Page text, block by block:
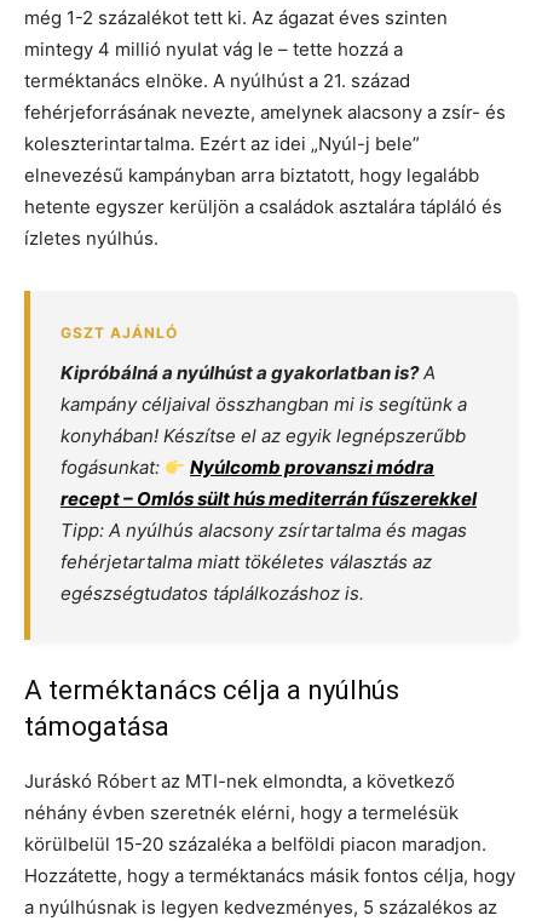
még 1-2 százalékot tett ki. Az ágazat éves szinten
mintegy 4 millió nyulat vág le – tette hozzá a
terméktanács elnöke. A nyúlhúst a 21. század
fehérjeforrásának nevezte, amelynek alacsony a zsír- és
koleszterintartalma. Ezért az idei „Nyúl-j bele”
elnevezésű kampányban arra biztatott, hogy legalább
hetente egyszer kerüljön a családok asztalára tápláló és
ízletes nyúlhús.
Kipróbálná a nyúlhúst a gyakorlatban is?A
kampány céljaival összhangban mi is segítünk a
konyhában! Készítse el az egyik legnépszerűbb
fogásunkat:
Nyúlcomb provanszi módra
recept – Omlós sült hús mediterrán fűszerekkel
Tipp: A nyúlhús alacsony zsírtartalma és magas
fehérjetartalma miatt tökéletes választás az
egészségtudatos táplálkozáshoz is.
A terméktanács célja a nyúlhús
támogatása
Juráskó Róbert az MTI-nek elmondta, a következő
néhány évben szeretnék elérni, hogy a termelésük
körülbelül 15-20 százaléka a belföldi piacon maradjon.
Hozzátette, hogy a terméktanács másik fontos célja, hogy
a nyúlhúsnak is legyen kedvezményes, 5 százalékos az